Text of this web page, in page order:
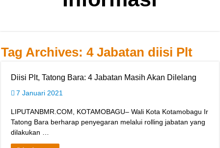
Tag Archives:4 Jabatan diisi Plt
Diisi Plt, Tatong Bara: 4 Jabatan Masih Akan Dilelang
7 Januari 2021
LIPUTANBMR.COM, KOTAMOBAGU– Wali Kota Kotamobagu Ir
Tatong Bara berharap penyegaran melalui rolling jabatan yang
dilakukan …